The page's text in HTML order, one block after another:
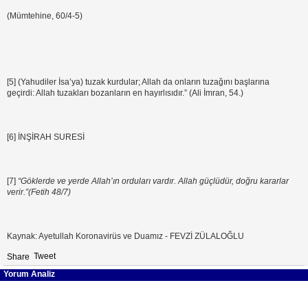
(Mümtehine, 60/4-5)
[5] (Yahudiler İsa’ya) tuzak kurdular; Allah da onların tuzağını başlarına
geçirdi: Allah tuzakları bozanların en hayırlısıdır.” (Ali İmran, 54.)
[6] İNŞİRAH SURESİ
[7] “Göklerde ve yerde Allah’ın orduları vardır. Allah güçlüdür, doğru kararlar
verir.”(Fetih 48/7)
Kaynak: Ayetullah Koronavirüs ve Duamız - FEVZİ ZÜLALOĞLU
Share Tweet
Yorum Analiz